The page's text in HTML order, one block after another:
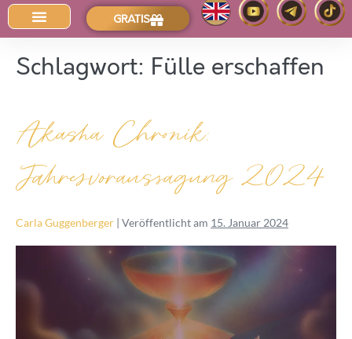
GRATIS
Schlagwort: Fülle erschaffen
Akasha Chronik:
Jahresvoraussagung 2024
Carla Guggenberger | Veröffentlicht am 15. Januar 2024